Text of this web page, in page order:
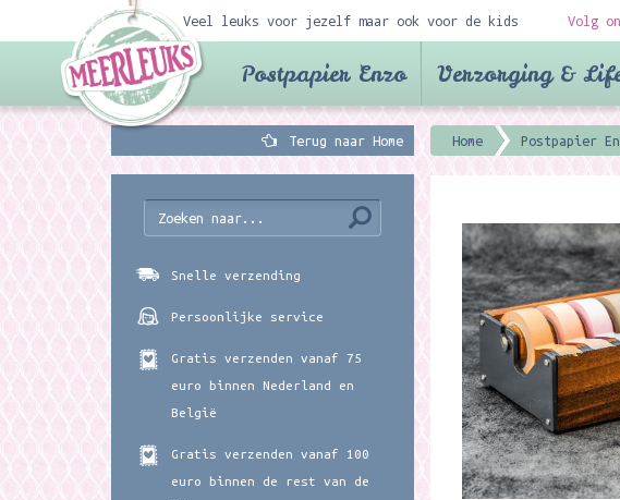
Veel leuks voor jezelf maar ook voor de kids Volg
Postpapier Enzo Verzorging &
Terug naar Home Home Postpapier
Snelle verzending
Persoonlijke service
Gratis verzenden vanaf 75
euro binnen Nederland en
België
Gratis verzenden vanaf 100
euro binnen de rest van de